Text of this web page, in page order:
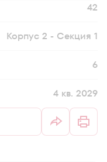
42
Корпус 2 - Секция 1
6
4 кв. 2029